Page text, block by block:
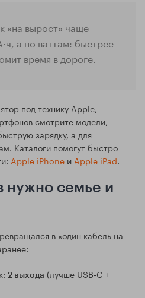
«на вырост» чаще
а по ваттам: быстрее
время в дороге.
под технику Apple,
смотрите модели,
зарядку, а для
Каталоги помогут быстро
Apple iPhone и Apple iPad.
нужно семье и
в «один кабель на
2 выхода (лучше USB‑C +